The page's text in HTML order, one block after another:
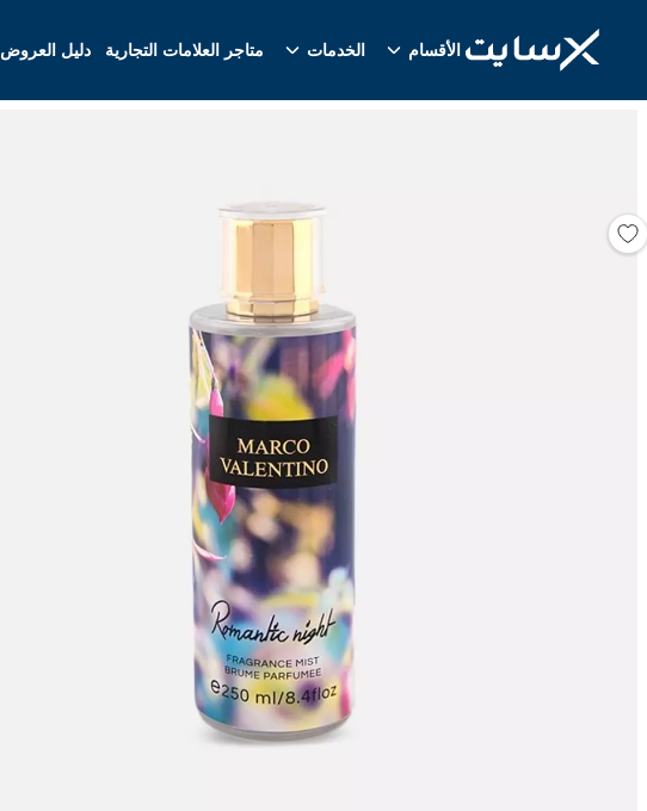
الأقسام الخدمات متاجر العلامات التجارية دليل العروض